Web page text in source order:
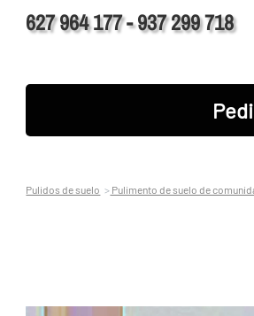
627 964 177 - 937 299 718
Pulidos de suelo Pulimento de suelo de